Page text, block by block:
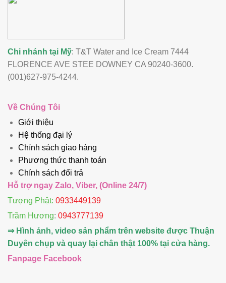
Chi nhánh tại Mỹ: T&T Water and Ice Cream 7444
FLORENCE AVE STEE DOWNEY CA 90240-3600.
(001)627-975-4244.
Về Chúng Tôi
Giới thiệu
Hệ thống đại lý
Chính sách giao hàng
Phương thức thanh toán
Chính sách đổi trả
Hỗ trợ ngay Zalo, Viber, (Online 24/7)
Tượng Phật: 0933449139
Trầm Hương: 0943777139
⇒ Hình ảnh, video sản phẩm trên website được Thuận
Duyên chụp và quay lại chân thật 100% tại cửa hàng.
Fanpage Facebook